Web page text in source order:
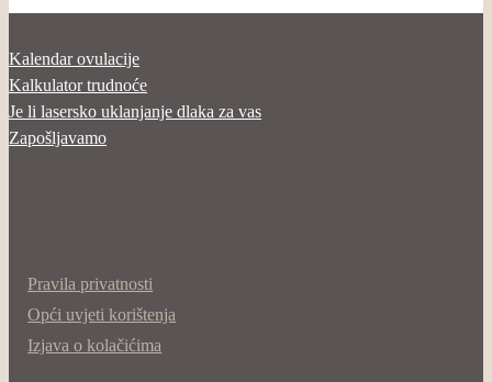
Kalendar ovulacije
Kalkulator trudnoće
Je li lasersko uklanjanje dlaka za vas
Zapošljavamo
Pravila privatnosti
Opći uvjeti korištenja
Izjava o kolačićima